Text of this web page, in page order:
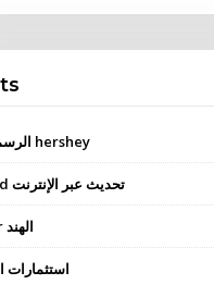
الرسم البياني لشركة hershey
شراء netspend تحديث عبر الإنترنت
سعر سهم uber الهند
استثمارات